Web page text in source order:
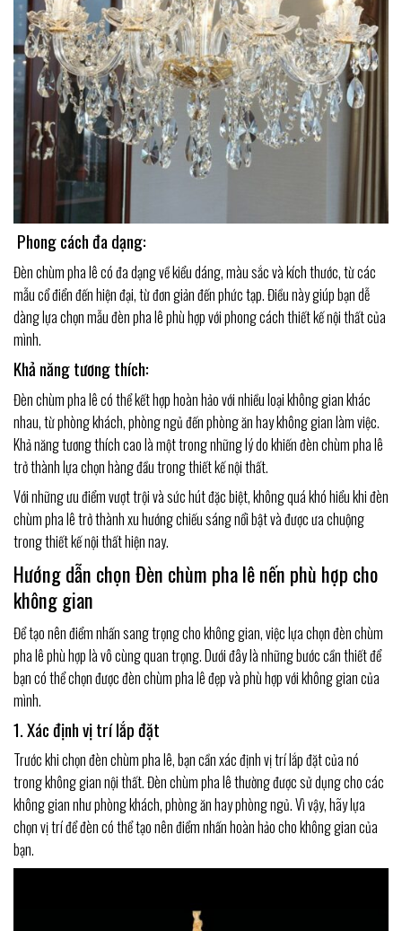
Phong cách đa dạng:
Đèn chùm pha lê có đa dạng về kiểu dáng, màu sắc và kích thước, từ các
mẫu cổ điển đến hiện đại, từ đơn giản đến phức tạp. Điều này giúp bạn dễ
dàng lựa chọn mẫu đèn pha lê phù hợp với phong cách thiết kế nội thất của
mình.
Khả năng tương thích:
Đèn chùm pha lê có thể kết hợp hoàn hảo với nhiều loại không gian khác
nhau, từ phòng khách, phòng ngủ đến phòng ăn hay không gian làm việc.
Khả năng tương thích cao là một trong những lý do khiến đèn chùm pha lê
trở thành lựa chọn hàng đầu trong thiết kế nội thất.
Với những ưu điểm vượt trội và sức hút đặc biệt, không quá khó hiểu khi đèn
chùm pha lê trở thành xu hướng chiếu sáng nổi bật và được ưa chuộng
trong thiết kế nội thất hiện nay.
Hướng dẫn chọn Đèn chùm pha lê nến phù hợp cho
không gian
Để tạo nên điểm nhấn sang trọng cho không gian, việc lựa chọn đèn chùm
pha lê phù hợp là vô cùng quan trọng. Dưới đây là những bước cần thiết để
bạn có thể chọn được đèn chùm pha lê đẹp và phù hợp với không gian của
mình.
1. Xác định vị trí lắp đặt
Trước khi chọn đèn chùm pha lê, bạn cần xác định vị trí lắp đặt của nó
trong không gian nội thất. Đèn chùm pha lê thường được sử dụng cho các
không gian như phòng khách, phòng ăn hay phòng ngủ. Vì vậy, hãy lựa
chọn vị trí để đèn có thể tạo nên điểm nhấn hoàn hảo cho không gian của
bạn.